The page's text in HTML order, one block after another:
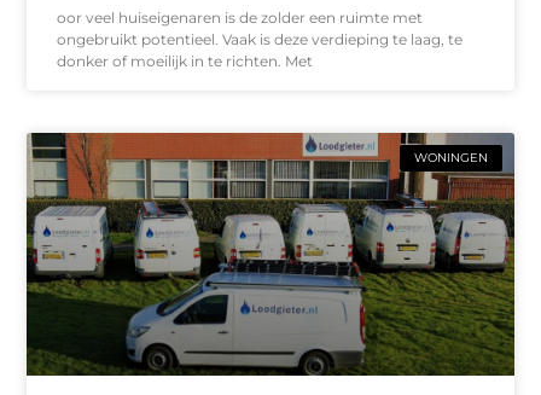
oor veel huiseigenaren is de zolder een ruimte met
ongebruikt potentieel. Vaak is deze verdieping te laag, te
donker of moeilijk in te richten. Met
WONINGEN